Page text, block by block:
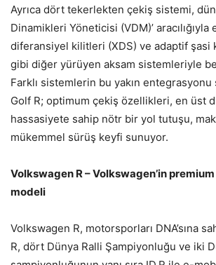
Ayrıca dört tekerlekten çekiş sistemi,
Dinamikleri Yöneticisi (VDM)’
diferansiyel kilitleri (XDS) ve adaptif şasi
gibi diğer yürüyen aksam sistemleriyle
Farklı sistemlerin bu yakın
Golf R; optimum çekiş özellikleri, en üst
hassasiyete sahip nötr bir yol tutuşu,
mükemmel sürüş keyfi sunuyor.
Volkswagen R – Volkswagen’in
modeli
Volkswagen R, motorsporları DNA’sına
R, dört Dünya Ralli Şampiyonluğu ve iki